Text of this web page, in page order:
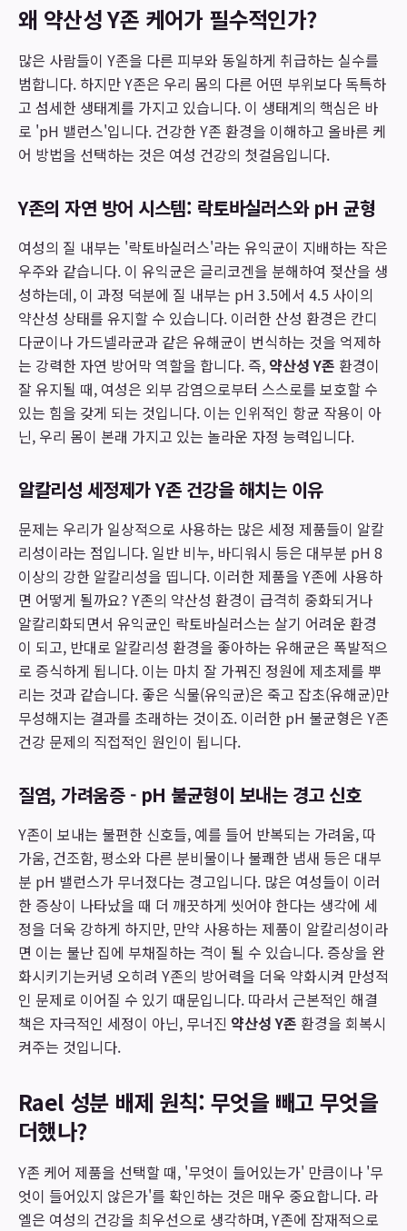
왜 약산성 Y존 케어가 필수적인가?
많은 사람들이 Y존을 다른 피부와 동일하게 취급하는 실수를
범합니다. 하지만 Y존은 우리 몸의 다른 어떤 부위보다 독특하
고 섬세한 생태계를 가지고 있습니다. 이 생태계의 핵심은 바
로 'pH 밸런스'입니다. 건강한 Y존 환경을 이해하고 올바른 케
어 방법을 선택하는 것은 여성 건강의 첫걸음입니다.
Y존의 자연 방어 시스템: 락토바실러스와 pH 균형
여성의 질 내부는 '락토바실러스'라는 유익균이 지배하는 작은
우주와 같습니다. 이 유익균은 글리코겐을 분해하여 젖산을 생
성하는데, 이 과정 덕분에 질 내부는 pH 3.5에서 4.5 사이의
약산성 상태를 유지할 수 있습니다. 이러한 산성 환경은 칸디
다균이나 가드넬라균과 같은 유해균이 번식하는 것을 억제하
는 강력한 자연 방어막 역할을 합니다. 즉, 약산성 Y존 환경이
잘 유지될 때, 여성은 외부 감염으로부터 스스로를 보호할 수
있는 힘을 갖게 되는 것입니다. 이는 인위적인 항균 작용이 아
닌, 우리 몸이 본래 가지고 있는 놀라운 자정 능력입니다.
알칼리성 세정제가 Y존 건강을 해치는 이유
문제는 우리가 일상적으로 사용하는 많은 세정 제품들이 알칼
리성이라는 점입니다. 일반 비누, 바디워시 등은 대부분 pH 8
이상의 강한 알칼리성을 띱니다. 이러한 제품을 Y존에 사용하
면 어떻게 될까요? Y존의 약산성 환경이 급격히 중화되거나
알칼리화되면서 유익균인 락토바실러스는 살기 어려운 환경
이 되고, 반대로 알칼리성 환경을 좋아하는 유해균은 폭발적으
로 증식하게 됩니다. 이는 마치 잘 가꿔진 정원에 제초제를 뿌
리는 것과 같습니다. 좋은 식물(유익균)은 죽고 잡초(유해균)만
무성해지는 결과를 초래하는 것이죠. 이러한 pH 불균형은 Y존
건강 문제의 직접적인 원인이 됩니다.
질염, 가려움증 - pH 불균형이 보내는 경고 신호
Y존이 보내는 불편한 신호들, 예를 들어 반복되는 가려움, 따
가움, 건조함, 평소와 다른 분비물이나 불쾌한 냄새 등은 대부
분 pH 밸런스가 무너졌다는 경고입니다. 많은 여성들이 이러
한 증상이 나타났을 때 더 깨끗하게 씻어야 한다는 생각에 세
정을 더욱 강하게 하지만, 만약 사용하는 제품이 알칼리성이라
면 이는 불난 집에 부채질하는 격이 될 수 있습니다. 증상을 완
화시키기는커녕 오히려 Y존의 방어력을 더욱 약화시켜 만성적
인 문제로 이어질 수 있기 때문입니다. 따라서 근본적인 해결
책은 자극적인 세정이 아닌, 무너진 약산성 Y존 환경을 회복시
켜주는 것입니다.
Rael 성분 배제 원칙: 무엇을 빼고 무엇을
더했나?
Y존 케어 제품을 선택할 때, '무엇이 들어있는가' 만큼이나 '무
엇이 들어있지 않은가'를 확인하는 것은 매우 중요합니다. 라
엘은 여성의 건강을 최우선으로 생각하며, Y존에 잠재적으로